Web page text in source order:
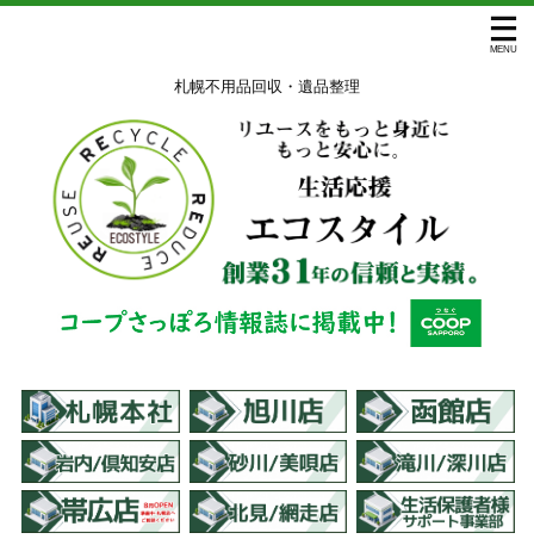
札幌不用品回収・遺品整理